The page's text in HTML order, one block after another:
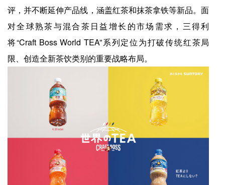
评，并不断延伸产品线，涵盖红茶和抹茶拿铁等新品。面
对全球熟茶与混合茶日益增长的市场需求，三得利
将“Craft Boss World TEA”系列定位为打破传统红茶局
限、创造全新茶饮类别的重要战略布局。